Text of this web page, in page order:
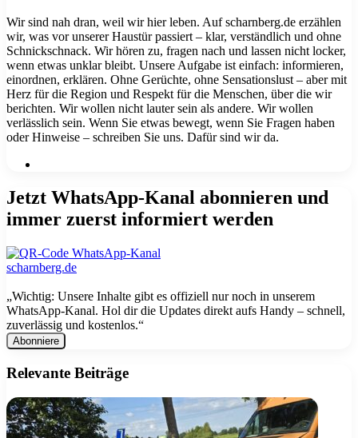
Wir sind nah dran, weil wir hier leben. Auf scharnberg.de erzählen
wir, was vor unserer Haustür passiert – klar, verständlich und ohne
Schnickschnack. Wir hören zu, fragen nach und lassen nicht locker,
wenn etwas unklar bleibt. Unsere Aufgabe ist einfach: informieren,
einordnen, erklären. Ohne Gerüchte, ohne Sensationslust – aber mit
Herz für die Region und Respekt für die Menschen, über die wir
berichten. Wir wollen nicht lauter sein als andere. Wir wollen
verlässlich sein. Wenn Sie etwas bewegt, wenn Sie Fragen haben
oder Hinweise – schreiben Sie uns. Dafür sind wir da.
Jetzt WhatsApp-Kanal abonnieren und
immer zuerst informiert werden
„Wichtig: Unsere Inhalte gibt es offiziell nur noch in unserem
WhatsApp-Kanal. Hol dir die Updates direkt aufs Handy – schnell,
zuverlässig und kostenlos.“
E-
Mail
Adresse
Relevante Beiträge